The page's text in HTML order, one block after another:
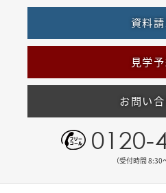
資料
見学
お問い
0120-
（受付時間 8:30